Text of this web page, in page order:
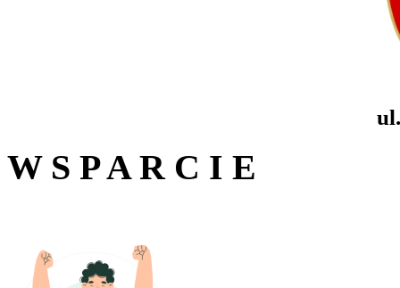
W S P A R C I E